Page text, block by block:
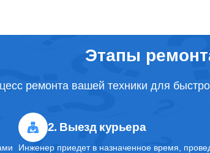
Этапы
ремонта вашей техники для
2. Выезд курьера
Инженер приедет в назначенное время,